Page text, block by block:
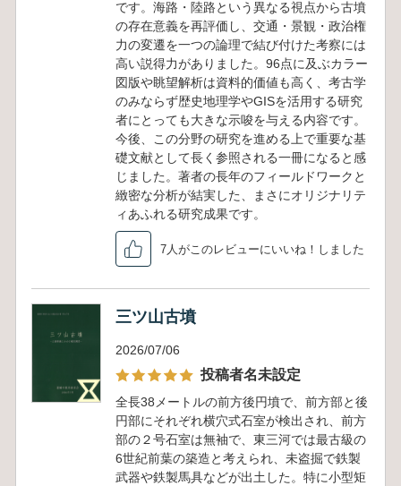
です。海路・陸路という異なる視点から古墳
の存在意義を再評価し、交通・景観・政治権
力の変遷を一つの論理で結び付けた考察には
高い説得力がありました。96点に及ぶカラー
図版や眺望解析は資料的価値も高く、考古学
のみならず歴史地理学やGISを活用する研究
者にとっても大きな示唆を与える内容です。
今後、この分野の研究を進める上で重要な基
礎文献として長く参照される一冊になると感
じました。著者の長年のフィールドワークと
緻密な分析が結実した、まさにオリジナリテ
ィあふれる研究成果です。
7人がこのレビューにいいね！しました
三ツ山古墳
2026/07/06
投稿者名未設定
全長38メートルの前方後円墳で、前方部と後
円部にそれぞれ横穴式石室が検出され、前方
部の２号石室は無袖で、東三河では最古級の
6世紀前葉の築造と考えられ、未盗掘で鉄製
武器や鉄製馬具などが出土した。特に小型矩